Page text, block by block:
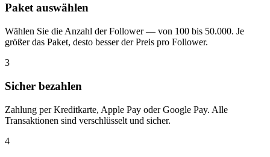
Paket auswählen
Wählen Sie die Anzahl der Follower — von 100 bis 50.000. Je
größer das Paket, desto besser der Preis pro Follower.
3
Sicher bezahlen
Zahlung per Kreditkarte, Apple Pay oder Google Pay. Alle
Transaktionen sind verschlüsselt und sicher.
4